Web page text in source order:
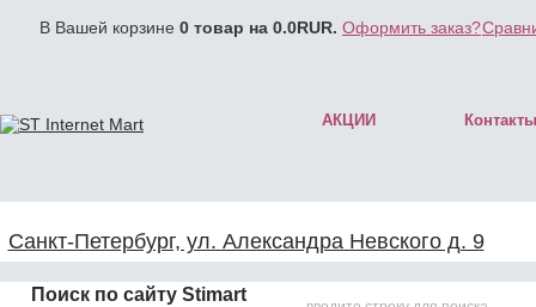
В Вашей корзине 0 товар на 0.0RUR. Оформить заказ?
АКЦИИ Контакты
Санкт-Петербург, ул. Александра Невского д. 9
Поиск по сайту Stimart